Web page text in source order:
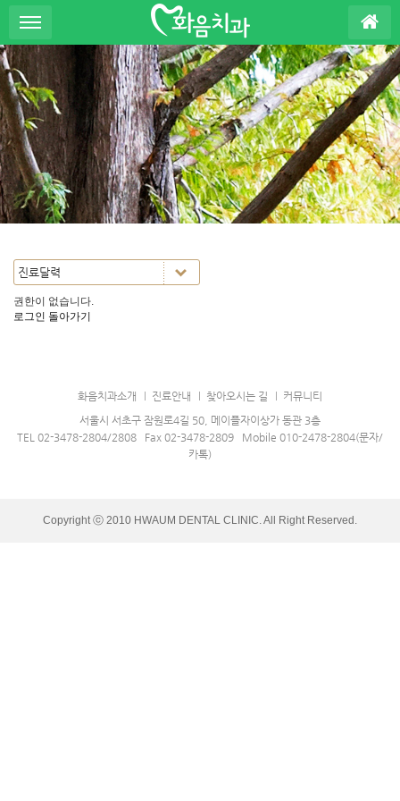
S
u
b
P
o
m
o
t
i
권한이 없습니다.
로그인 돌아가기
화음치과소개 진료안내 찾아오시는 길
커뮤니티
서울시 서초구 잠원로4길 50, 메이플자이상가 동관 3층
TEL 02-3478-2804/2808 Fax 02-3478-2809 Mobile 010-2478-2804(문자/
카톡)
Copyright ⓒ 2010 HWAUM DENTAL CLINIC. All Right Reserved.